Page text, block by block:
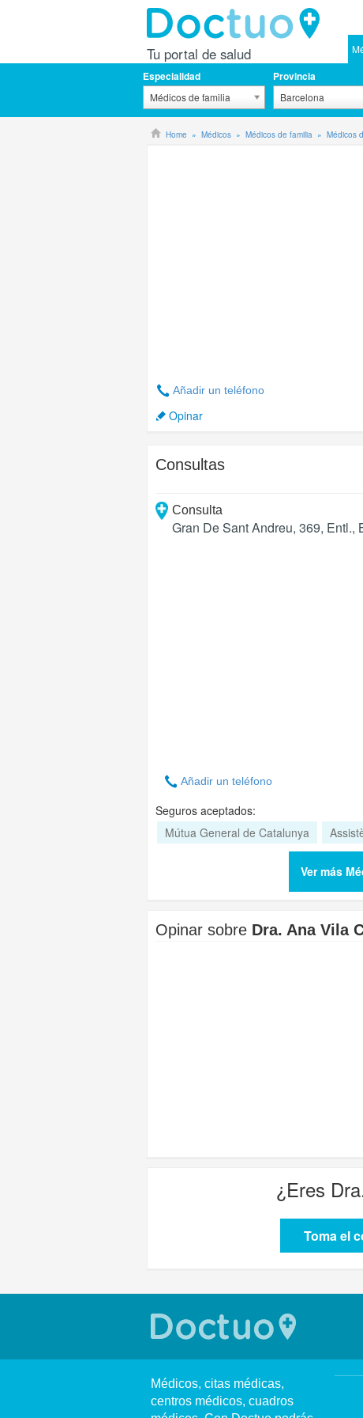
Tu portal de salud
Especialidad
Médicos de familia
Provincia
Barcelona
Home Médicos Médicos de familia Médicos
Añadir un teléfono
Opinar
Consultas
Consulta
Gran De Sant Andreu, 369, Entl.,
Añadir un teléfono
Seguros aceptados:
Mútua General de Catalunya
Ver más
Opinar sobre Dra. Ana Vila
¿Eres
Toma el
Médicos, citas médicas,
centros médicos, cuadros